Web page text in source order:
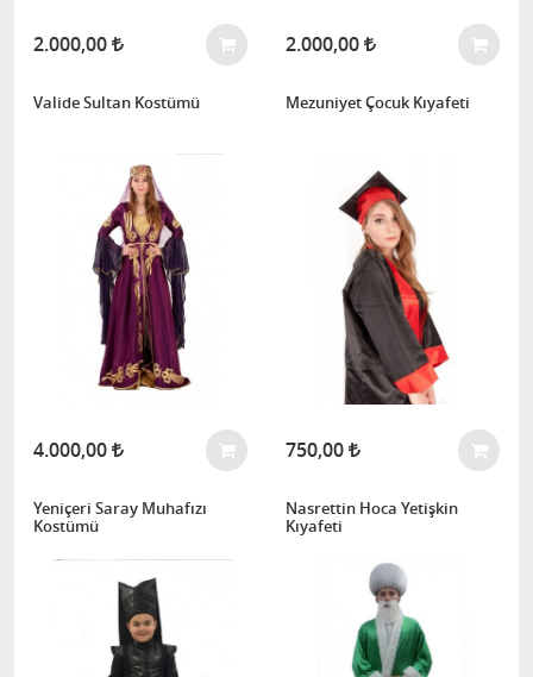
2.000,00 2.000,00
Valide Sultan Kostümü
4.000,00
Mezuniyet Çocuk Kıyafeti
750,00
Yeniçeri Saray Muhafızı
Kostümü
Nasrettin Hoca Yetişkin
Kıyafeti